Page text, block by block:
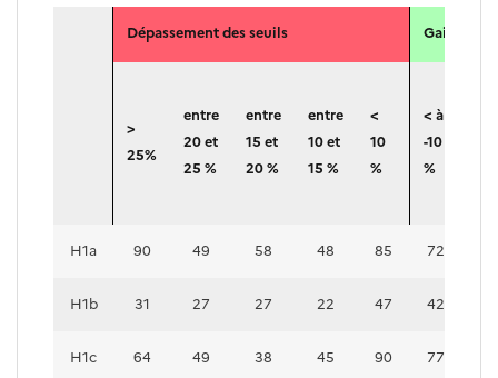
Répartition des projets selon le
Dépassement des seuils Gains par
>
25%
entre
20 et
25 %
entre
15 et
20 %
entre
10 et
15 %
<
10
%
< à
-10
%
H1a 90 49 58 48 85 72
H1b 31 27 27 22 47 42
H1c 64 49 38 45 90 77